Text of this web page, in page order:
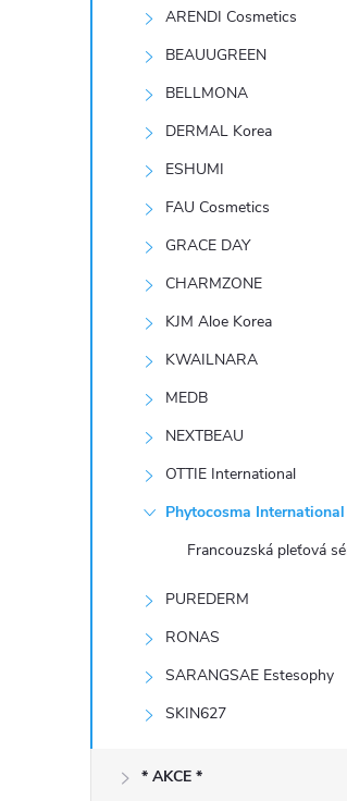
ARENDI Cosmetics
BEAUUGREEN
BELLMONA
DERMAL Korea
ESHUMI
FAU Cosmetics
GRACE DAY
CHARMZONE
KJM Aloe Korea
KWAILNARA
MEDB
NEXTBEAU
OTTIE International
Phytocosma International
Francouzská pleťová
PUREDERM
RONAS
SARANGSAE Estesophy
SKIN627
* AKCE *